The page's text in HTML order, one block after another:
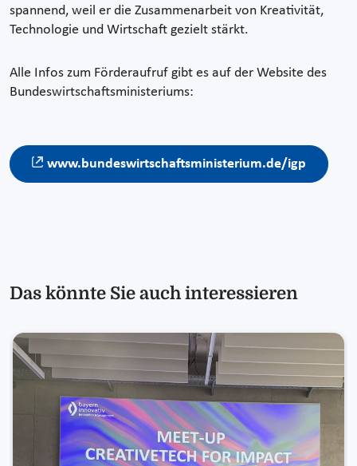
spannend, weil er die Zusammenarbeit von Kreativität,
Technologie und Wirtschaft gezielt stärkt.
Alle Infos zum Förderaufruf gibt es auf der Website des
Bundeswirtschaftsministeriums:
www.bundeswirtschaftsministerium.de/igp
Das könnte Sie auch interessieren